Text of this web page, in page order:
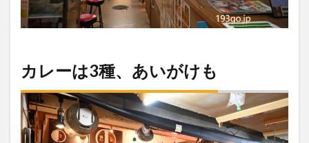
カレーは3種、あいがけも